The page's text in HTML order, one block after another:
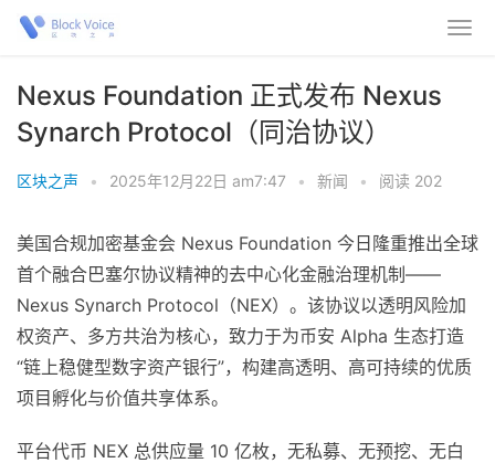
Nexus Foundation 正式发布 Nexus
Synarch Protocol（同治协议）
区块之声 • 2025年12月22日 am7:47 • 新闻 • 阅读 202
美国合规加密基金会 Nexus Foundation 今日隆重推出全球
首个融合巴塞尔协议精神的去中心化金融治理机制——
Nexus Synarch Protocol（NEX）。该协议以透明风险加
权资产、多方共治为核心，致力于为币安 Alpha 生态打造
“链上稳健型数字资产银行”，构建高透明、高可持续的优质
项目孵化与价值共享体系。
平台代币 NEX 总供应量 10 亿枚，无私募、无预挖、无白